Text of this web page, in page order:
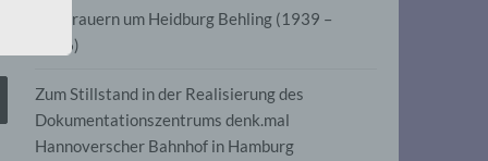
Wir trauern um Heidburg Behling (1939 –
2026)
Zum Stillstand in der Realisierung des
Dokumentationszentrums denk.mal
Hannoverscher Bahnhof in Hamburg